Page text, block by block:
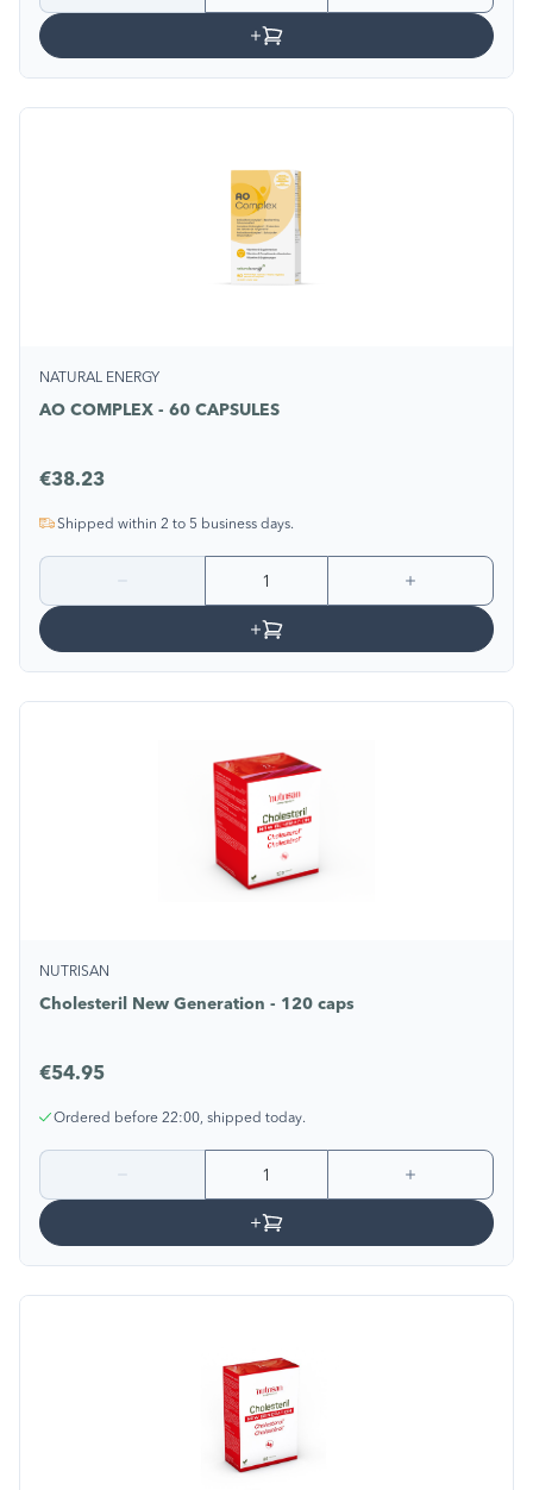
NATURAL ENERGY
AO COMPLEX - 60 CAPSULES
€38.23
Shipped within 2 to 5 business days.
NUTRISAN
Cholesteril New Generation - 120 caps
€54.95
Ordered before 22:00, shipped today.